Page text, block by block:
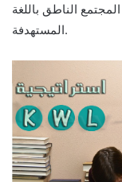
الناطق باللغة
المستهدفة.